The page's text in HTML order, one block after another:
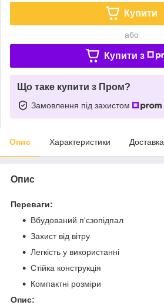
Купити
або
Купити з
Що таке купити з Пром?
Замовлення під захистом
Опис Характеристики Доставка
Опис
Переваги:
Вбудований п'єзопідпал
Захист від вітру
Легкість у використанні
Стійка конструкція
Компактні розміри
Опис: